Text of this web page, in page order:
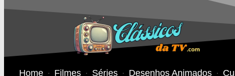
Home Filmes Séries Desenhos Animados